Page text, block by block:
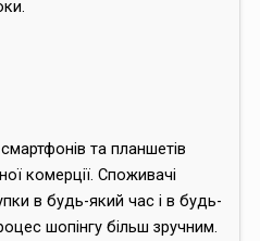
та планшетів
комерції. Споживачі
в будь-який час і в будь-
шопінгу більш зручним.